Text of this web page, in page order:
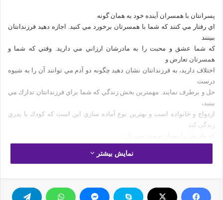
پسرانتان با همسران آينده خود به همان گونه
اي رفتار مي كنند كه شما با همسرتان برخورد مي كنيد. اجازه دهيد فرزندانتان
ببينند
كه شما عشق و محبت را به مادرشان ارزاني مي داريد. وقتي كه شما و
همسرتان تعارض و
اختلاف داريد، به فرزندانتان نشان دهيد چگونه دو آدم مي توانند آن را به شيوه
درست
حل و برطرف نمايند. مهمترين بخش زندگي كه شما براي فرزندانتان تدارك مي
بينيد،
ازدواج و خانواده است و بهترين نوع آماده سازي اين است كه كودك با پدري
زندگي كند
هفته با همسرتان داد و بيداد كنيد، هر آنچه درباره مهرباني و علاقه مندي بگوييد
نمایش بیشتر